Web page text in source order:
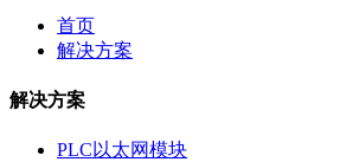
首页
解决方案
解决方案
PLC以太网模块